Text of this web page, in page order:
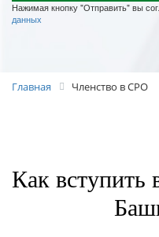
Нажимая кнопку "Отправить" вы
данных
Главная Членство в СРО
Как